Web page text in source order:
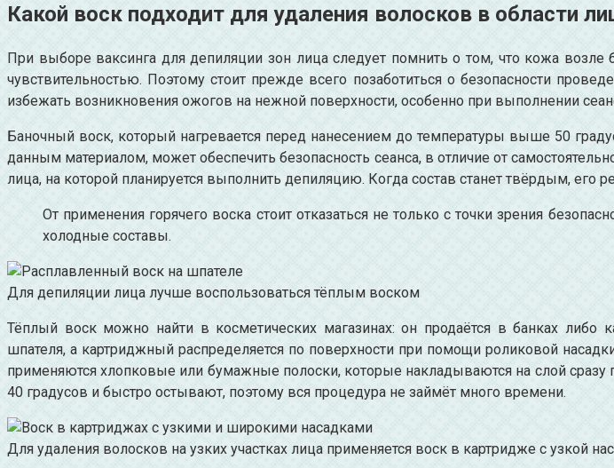
Какой воск подходит для удаления волосков в области
При выборе ваксинга для депиляции зон лица следует помнить о том, что кожа возле
чувствительностью. Поэтому стоит прежде всего позаботиться о безопасности
избежать возникновения ожогов на нежной поверхности, особенно при выполнении
Баночный воск, который нагревается перед нанесением до температуры выше 50
данным материалом, может обеспечить безопасность сеанса, в отличие от
лица, на которой планируется выполнить депиляцию. Когда состав станет твёрдым, его
От применения горячего воска стоит отказаться не только с точки зрения
холодные составы.
Для депиляции лица лучше воспользоваться тёплым воском
Тёплый воск можно найти в косметических магазинах: он продаётся в банках либо
шпателя, а картриджный распределяется по поверхности при помощи роликовой
применяются хлопковые или бумажные полоски, которые накладываются на слой
40 градусов и быстро остывают, поэтому вся процедура не займёт много времени.
Для удаления волосков на узких участках лица применяется воск в картридже с узкой